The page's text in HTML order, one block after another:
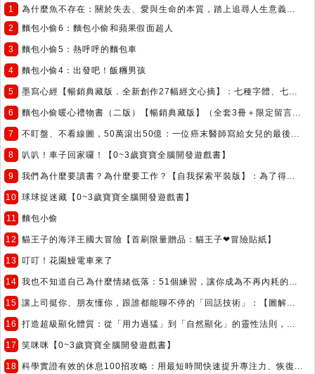
1
為什麼魚不存在：關於失去、愛與生命的本質，踏上追尋人生意義...
2
麵包小偷6：麵包小偷和蘋果假面超人
3 麵包小偷5：熱呼呼的麵包車
4 麵包小偷4：出發吧！飯糰男孩
5 墨寫心經【暢銷典藏版．全新創作27幅經文心摘】：七種字體、七...
6 麵包小偷暖心禮物書（二版）【暢銷典藏版】（全套3冊＋限定留言...
7 不盯盤、不看線圖，50萬滾出50億：一位癌末醫師寫給女兒的最後...
8 叭叭！車子回家囉！【0~3歲寶寶全腦開發遊戲書】
9 我們為什麼要讀書？為什麼要工作？【自我探索平裝版】：為了得...
10 球球捉迷藏【0~3歲寶寶全腦開發遊戲書】
11 麵包小偷
12 貓王子的海洋王國大冒險【首刷限量贈品：貓王子❤冒險貼紙】
13 叮叮！花園鰻電車來了
14 我也不知道自己為什麼情緒低落：51個練習，讓你成為不再內耗的...
15 讓上司挺你、朋友懂你，跟誰都能聊不停的「回話技術」：【圖解...
16 打造超級顯化體質：從「用力過猛」到「自然顯化」的靈性法則，...
17 笑咪咪【0~3歲寶寶全腦開發遊戲書】
18 科學實證有效的休息100招攻略：用最短時間快速提升專注力、恢復...